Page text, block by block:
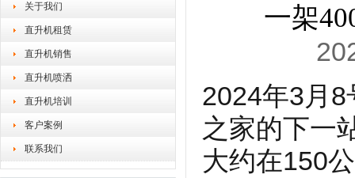
关于我们
直升机租赁
直升机销售
直升机喷洒
直升机培训
客户案例
联系我们
一架
2024年3月
之家的下一
大约在150